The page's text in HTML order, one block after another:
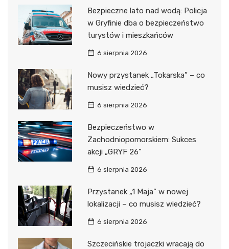
Bezpieczne lato nad wodą: Policja
w Gryfinie dba o bezpieczeństwo
turystów i mieszkańców
6 sierpnia 2026
Nowy przystanek „Tokarska” – co
musisz wiedzieć?
6 sierpnia 2026
Bezpieczeństwo w
Zachodniopomorskiem: Sukces
akcji „GRYF 26”
6 sierpnia 2026
Przystanek „1 Maja” w nowej
lokalizacji – co musisz wiedzieć?
6 sierpnia 2026
Szczecińskie trojaczki wracają do